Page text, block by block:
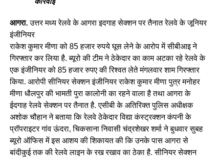
आगरा.उत्तर मध्य रेलवे के आगरा इदगाह सेक्शन पर तैनात रेलवे के जूनियर
इंजीनियर
राकेश कुमार मीणा को 85 हजार रुपये घूस लेने के आरोप में सीबीआइ ने
गिरफ्तार कर लिया है. ब्यूरो की टीम ने ठेकेदार का काम अटका रहे रेलवे के
एक इंजीनियर को 85 हजार रुपए की रिश्वत लेते मंगलवार शाम गिरफ्तार
किया. आरोपी सीनियर सेक्शन इंजीनियर राकेश कुमार मीणा पुत्र मनोहर
मीणा धौलपुर की भामती पुरा कालोनी का रहने वाला है तथा आगरा के
ईदगाह रेलवे सेक्शन पर तैनात है. एसीबी के अतिरिक्त पुलिस अधीक्षक
अशोक चौहान ने बताया कि रेलवे ठेकेदार विद्या कंस्ट्रक्शन कंपनी के
प्रॉपराइटर गांव ऊंदरा, चिकसाना निवासी चंद्रशेखर शर्मा ने बुधवार सुबह
ब्यूरो ऑफिस में इस आशय की शिकायत की कि उनके पास आगरा से
बांदीकुई तक की रेलवे लाइन के रख रखाव का ठेका है. सीनियर सेक्शन